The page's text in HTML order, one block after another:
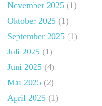
November 2025 (1)
Oktober 2025 (1)
September 2025 (1)
Juli 2025 (1)
Juni 2025 (4)
Mai 2025 (2)
April 2025 (1)